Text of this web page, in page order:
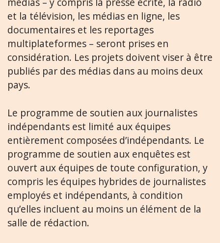
et la télévision, les médias en ligne, les
documentaires et les reportages
multiplateformes – seront prises en
considération. Les projets doivent viser à être
publiés par des médias dans au moins deux
pays.
Le programme de soutien aux journalistes
indépendants est limité aux équipes
entièrement composées d’indépendants. Le
programme de soutien aux enquêtes est
ouvert aux équipes de toute configuration, y
compris les équipes hybrides de journalistes
employés et indépendants, à condition
qu’elles incluent au moins un élément de la
salle de rédaction.